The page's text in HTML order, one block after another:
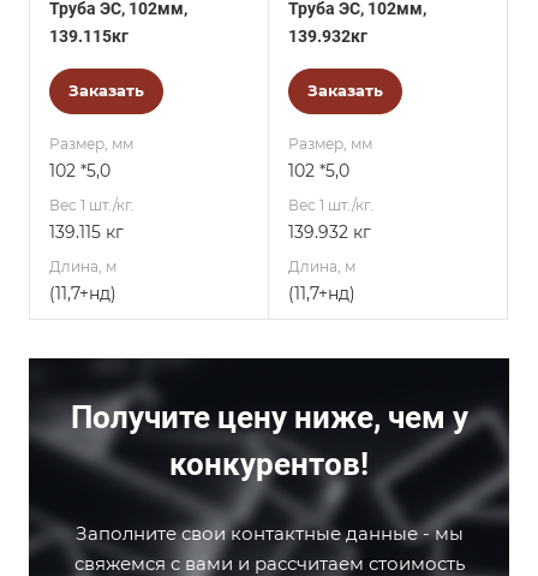
Труба ЭС, 102мм,
139.115кг
Заказать
Размер, мм
102 *5,0
Вес 1 шт./кг.
139.115 кг
Длина, м
(11,7+нд)
Труба ЭС, 102мм,
139.932кг
Заказать
Размер, мм
102 *5,0
Вес 1 шт./кг.
139.932 кг
Длина, м
(11,7+нд)
Получите цену ниже, чем у
конкурентов!
Заполните свои контактные данные - мы
свяжемся с вами и рассчитаем стоимость